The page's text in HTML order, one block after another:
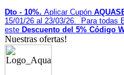
Dto - 10%. Aplicar Cupón
15/01/26 al 23/03/26. Para todas
este Descuento del 5% Código
Nuestras ofertas!